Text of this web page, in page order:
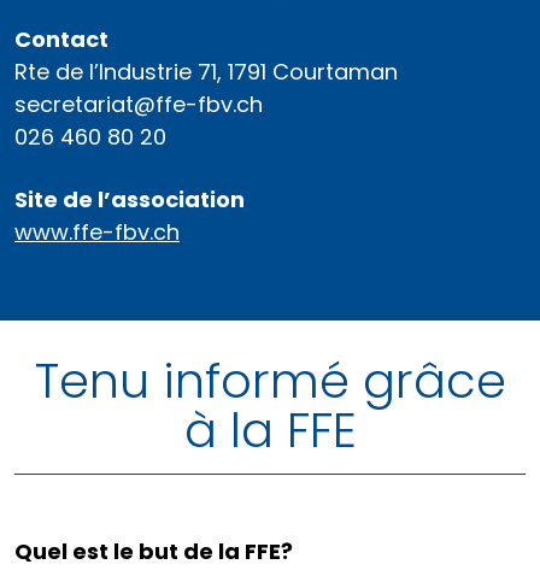
Contact
Rte de l’Industrie 71, 1791 Courtaman
secretariat@ffe-fbv.ch
026 460 80 20
Site de l’association
www.ffe-fbv.ch
Tenu informé grâce
à la FFE
Quel est le but de la FFE?